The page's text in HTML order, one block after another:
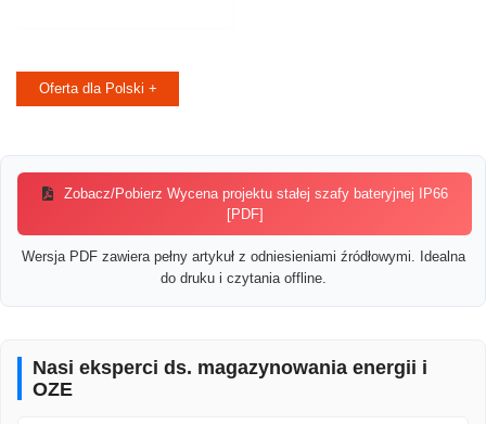
Oferta dla Polski +
Zobacz/Pobierz Wycena projektu stałej szafy bateryjnej IP66
[PDF]
Wersja PDF zawiera pełny artykuł z odniesieniami źródłowymi. Idealna
do druku i czytania offline.
Nasi eksperci ds. magazynowania energii i
OZE